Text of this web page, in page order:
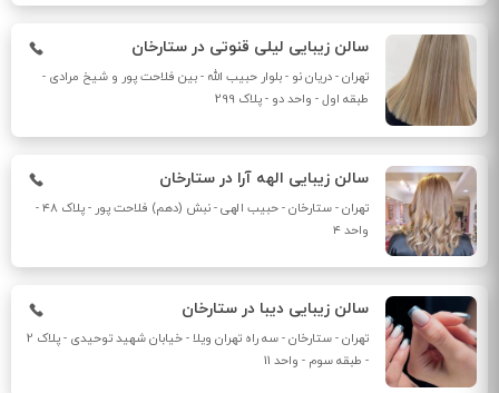
سالن زیبایی لیلی قنوتی در ستارخان
تهران - دریان نو - بلوار حبیب‌ الله - بین فلاحت پور و شیخ مرادی -
طبقه اول - واحد دو - پلاک 299
سالن زیبایی الهه آرا در ستارخان
تهران - ستارخان - حبیب الهی - نبش (دهم) فلاحت پور - پلاک ۴۸ -
واحد ۴
سالن زیبایی دیبا در ستارخان
تهران - ستارخان - سه راه تهران ویلا - خیابان شهید توحیدی - پلاک 2
- طبقه سوم - واحد 11